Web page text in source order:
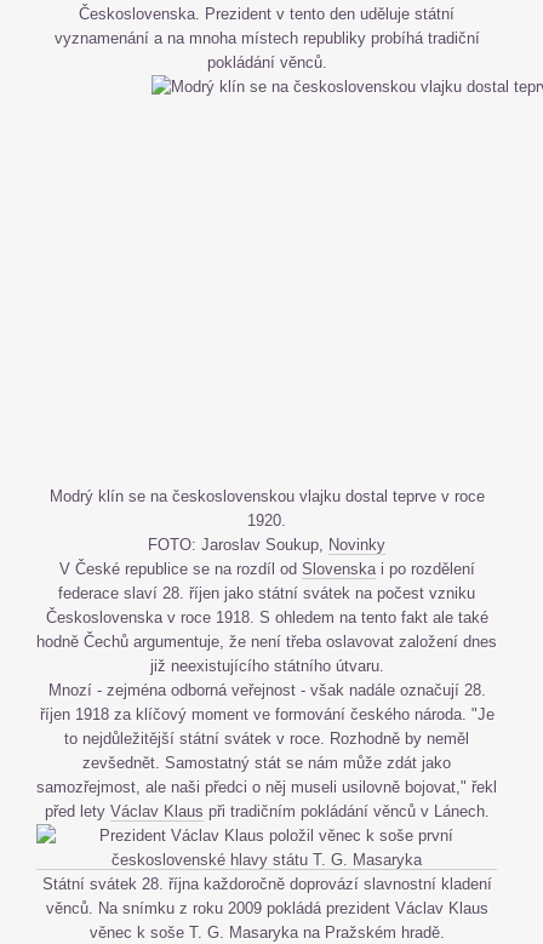
Československa. Prezident v tento den uděluje státní
vyznamenání a na mnoha místech republiky probíhá tradiční
pokládání věnců.
Modrý klín se na československou vlajku dostal teprve v roce
1920.
FOTO: Jaroslav Soukup, Novinky
V České republice se na rozdíl od Slovenskai po rozdělení
federace slaví 28. říjen jako státní svátek na počest vzniku
Československa v roce 1918. S ohledem na tento fakt ale také
hodně Čechů argumentuje, že není třeba oslavovat založení dnes
již neexistujícího státního útvaru.
Mnozí - zejména odborná veřejnost - však nadále označují 28.
říjen 1918 za klíčový moment ve formování českého národa. "Je
to nejdůležitější státní svátek v roce. Rozhodně by neměl
zevšednět. Samostatný stát se nám může zdát jako
samozřejmost, ale naši předci o něj museli usilovně bojovat," řekl
před lety Václav Klaus při tradičním pokládání věnců v Lánech.
Státní svátek 28. října každoročně doprovází slavnostní kladení
věnců. Na snímku z roku 2009 pokládá prezident Václav Klaus
věnec k soše T. G. Masaryka na Pražském hradě.